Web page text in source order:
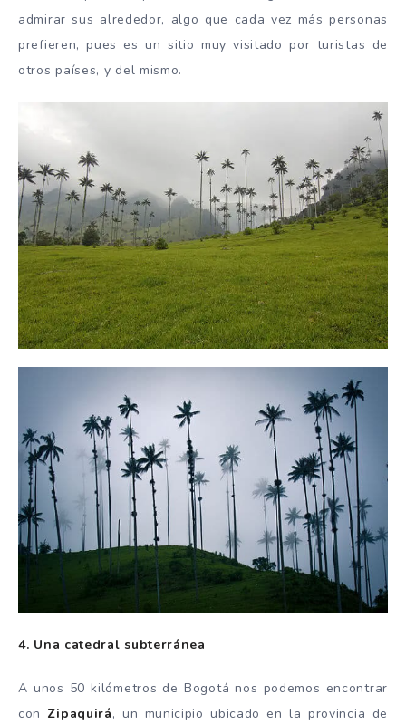
admirar sus alrededor, algo que cada vez más personas
prefieren, pues es un sitio muy visitado por turistas de
otros países, y del mismo.
4. Una catedral subterránea
A unos 50 kilómetros de Bogotá nos podemos encontrar
con Zipaquirá, un municipio ubicado en la provincia de